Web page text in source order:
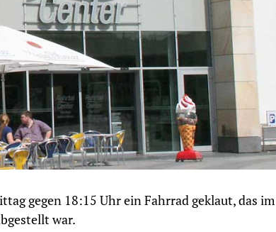
gegen 18:15 Uhr ein Fahrrad geklaut, das im
war.